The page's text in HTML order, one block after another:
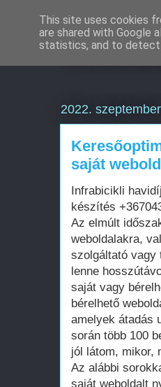
2022.
saját
Infrabicikli
készítés
Az elmúlt
weboldalakra,
szolgáltató vagy
lenne
saját vagy
bérelhető
amelyek átadás
során több 100
jól látom, mikor,
Az alábbi
saját weboldalt
This site uses cookies
are shared with Google
statistics, and to detect